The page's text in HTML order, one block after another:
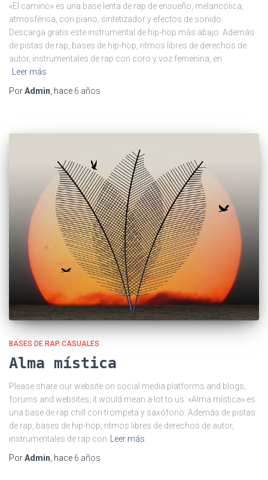
«El camino» es una base lenta de rap de ensueño, melancólica,
atmosférica, con piano, sintetizador y efectos de sonido.
Descarga gratis este instrumental de hip-hop más abajo. Además
de pistas de rap, bases de hip-hop, ritmos libres de derechos de
autor, instrumentales de rap con coro y voz femenina, en
Leer más
PorAdmin , hace 6 años
BASES DE RAP CASUALES
Alma mística
Please share our website on social media platforms and blogs,
forums and websites, it would mean a lot to us. «Alma mística» es
una base de rap chill con trompeta y saxófono. Además de pistas
de rap, bases de hip-hop, ritmos libres de derechos de autor,
instrumentales de rap con Leer más
PorAdmin, hace 6 años